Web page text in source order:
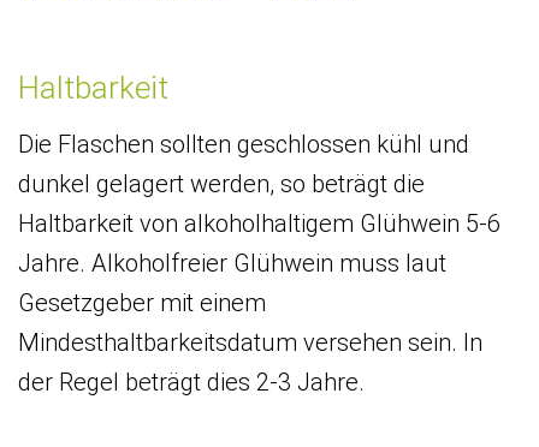
Haltbarkeit
Die Flaschen sollten geschlossen kühl und
dunkel gelagert werden, so beträgt die
Haltbarkeit von alkoholhaltigem Glühwein 5-6
Jahre. Alkoholfreier Glühwein muss laut
Gesetzgeber mit einem
Mindesthaltbarkeitsdatum versehen sein. In
der Regel beträgt dies 2-3 Jahre.